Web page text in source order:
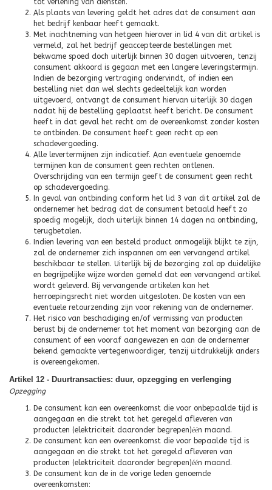
tot verlening van diensten.
Als plaats van levering geldt het adres dat de consument aan
het bedrijf kenbaar heeft gemaakt.
Met inachtneming van hetgeen hierover in lid 4 van dit artikel is
vermeld, zal het bedrijf geaccepteerde bestellingen met
bekwame spoed doch uiterlijk binnen 30 dagen uitvoeren, tenzij
consument akkoord is gegaan met een langere leveringstermijn.
Indien de bezorging vertraging ondervindt, of indien een
bestelling niet dan wel slechts gedeeltelijk kan worden
uitgevoerd, ontvangt de consument hiervan uiterlijk 30 dagen
nadat hij de bestelling geplaatst heeft bericht. De consument
heeft in dat geval het recht om de overeenkomst zonder kosten
te ontbinden. De consument heeft geen recht op een
schadevergoeding.
Alle levertermijnen zijn indicatief. Aan eventuele genoemde
termijnen kan de consument geen rechten ontlenen.
Overschrijding van een termijn geeft de consument geen recht
op schadevergoeding.
In geval van ontbinding conform het lid 3 van dit artikel zal de
ondernemer het bedrag dat de consument betaald heeft zo
spoedig mogelijk, doch uiterlijk binnen 14 dagen na ontbinding,
terugbetalen.
Indien levering van een besteld product onmogelijk blijkt te zijn,
zal de ondernemer zich inspannen om een vervangend artikel
beschikbaar te stellen. Uiterlijk bij de bezorging zal op duidelijke
en begrijpelijke wijze worden gemeld dat een vervangend artikel
wordt geleverd. Bij vervangende artikelen kan het
herroepingsrecht niet worden uitgesloten. De kosten van een
eventuele retourzending zijn voor rekening van de ondernemer.
Het risico van beschadiging en/of vermissing van producten
berust bij de ondernemer tot het moment van bezorging aan de
consument of een vooraf aangewezen en aan de ondernemer
bekend gemaakte vertegenwoordiger, tenzij uitdrukkelijk anders
is overeengekomen.
Artikel 12 - Duurtransacties: duur, opzegging en verlenging
Opzegging
De consument kan een overeenkomst die voor onbepaalde tijd is
aangegaan en die strekt tot het geregeld afleveren van
producten (elektriciteit daaronder begrepen)één maand.
De consument kan een overeenkomst die voor bepaalde tijd is
aangegaan en die strekt tot het geregeld afleveren van
producten (elektriciteit daaronder begrepen)één maand.
De consument kan de in de vorige leden genoemde
overeenkomsten: